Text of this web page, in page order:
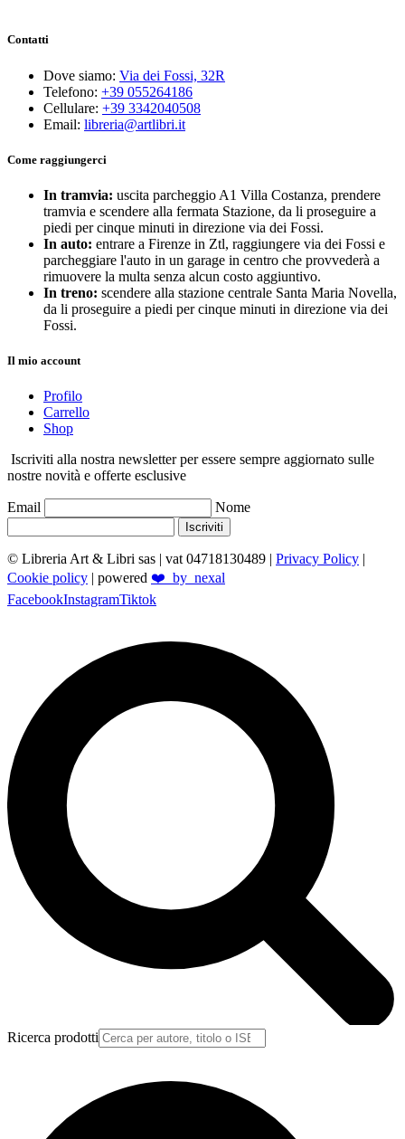
Contatti
Dove siamo: Via dei Fossi, 32R
Telefono: +39 055264186
Cellulare: +39 3342040508
Email: libreria@artlibri.it
Come raggiungerci
In tramvia: uscita parcheggio A1 Villa Costanza, prendere
tramvia e scendere alla fermata Stazione, da li proseguire a
piedi per cinque minuti in direzione via dei Fossi.
In auto: entrare a Firenze in Ztl, raggiungere via dei Fossi e
parcheggiare l'auto in un garage in centro che provvederà a
rimuovere la multa senza alcun costo aggiuntivo.
In treno: scendere alla stazione centrale Santa Maria Novella,
da li proseguire a piedi per cinque minuti in direzione via dei
Fossi.
Il mio account
Profilo
Carrello
Shop
Iscriviti alla nostra newsletter per essere sempre aggiornato sulle
nostre novità e offerte esclusive
Email Nome
Iscriviti
© Libreria Art & Libri sas | vat 04718130489 | Privacy Policy |
Cookie policy | powered ❤️_by_nexal
FacebookInstagramTiktok
Ricerca prodotti